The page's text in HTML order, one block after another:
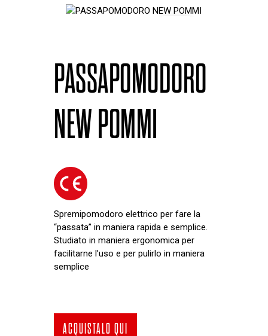
PASSAPOMODORO
NEW POMMI
Spremipomodoro elettrico per fare la
“passata” in maniera rapida e semplice.
Studiato in maniera ergonomica per
facilitarne l’uso e per pulirlo in maniera
semplice
ACQUISTALO QUI